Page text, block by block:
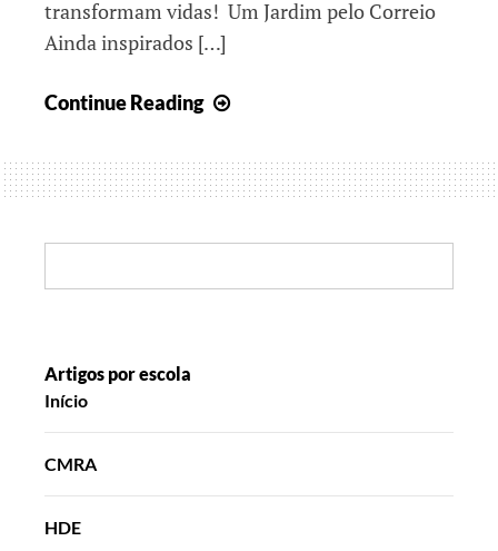
transformam vidas! Um Jardim pelo Correio
Ainda inspirados […]
Continue Reading
Letivo
em
ARTIVISMO
Artigos por escola
Início
CMRA
HDE